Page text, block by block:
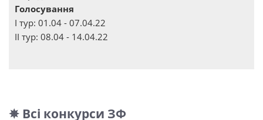
Голосування
І тур: 01.04 - 07.04.22
ІІ тур: 08.04 - 14.04.22
✵ Всі конкурси ЗФ